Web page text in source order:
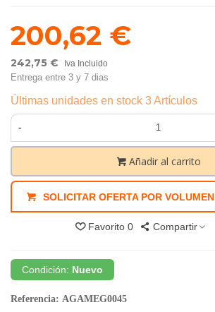
200,62 €
242,75 € Iva Incluido
Entrega entre 3 y 7 dias
Últimas unidades en stock 3 Artículos
-
Añadir al carrito
SOLICITAR OFERTA POR VOLUMEN
Favorito 0 Compartir
Condición: Nuevo
Referencia: AGAMEG0045